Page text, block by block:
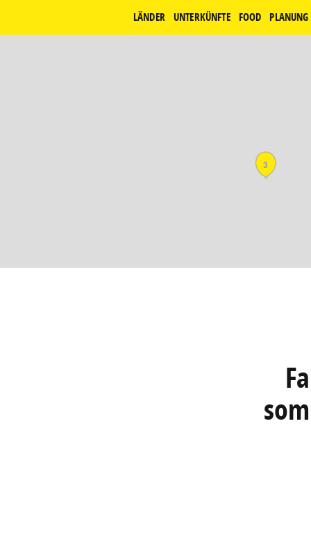
LÄNDER UNTERKÜNFTE FOOD PLANUNG
3